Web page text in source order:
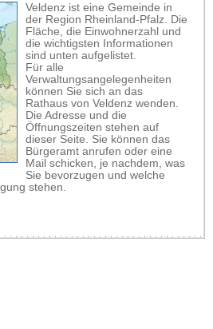
Veldenz ist eine Gemeinde in
der Region Rheinland-Pfalz. Die
Fläche, die Einwohnerzahl und
die wichtigsten Informationen
sind unten aufgelistet.
Für alle
Verwaltungsangelegenheiten
können Sie sich an das
Rathaus von Veldenz wenden.
Die Adresse und die
Öffnungszeiten stehen auf
dieser Seite. Sie können das
Bürgeramt anrufen oder eine
Mail schicken, je nachdem, was
Sie bevorzugen und welche
stehen.